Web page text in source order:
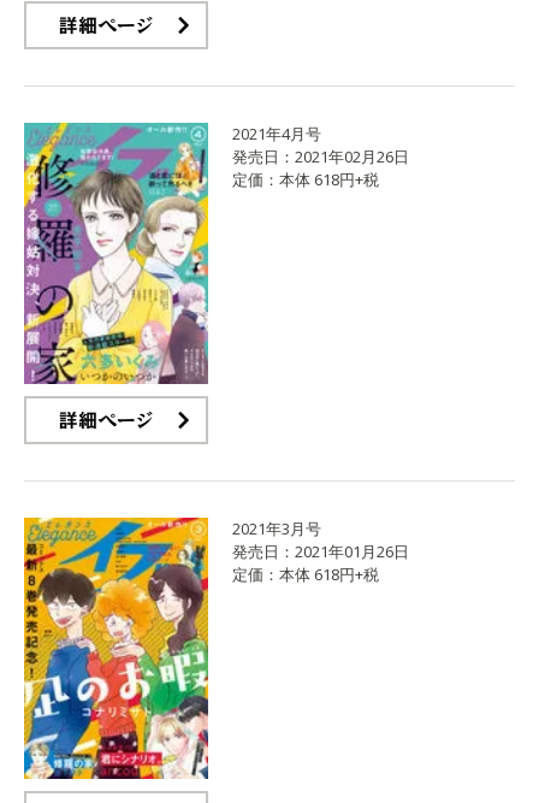
2021年4月号
発売日：2021年02月26日
定価：本体 618円+税
2021年3月号
発売日：2021年01月26日
定価：本体 618円+税